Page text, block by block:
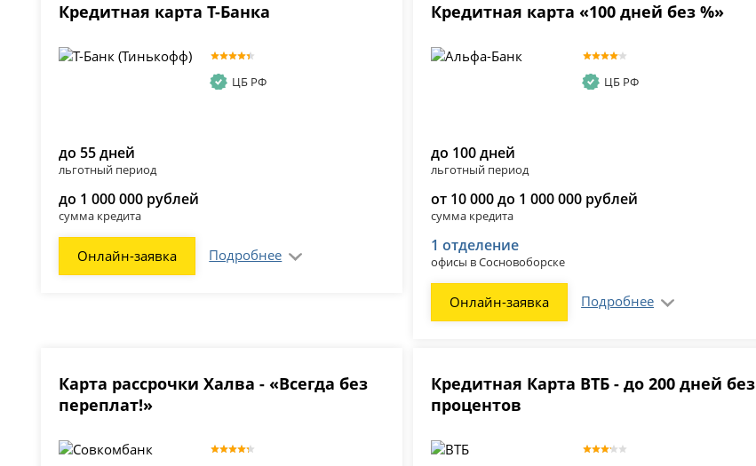
Кредитная карта Т-Банка
ЦБ РФ
до 55 дней
льготный период
до 1 000 000 рублей
сумма кредита
Онлайн-заявка Подробнее
Кредитная карта «100 дней без %»
ЦБ РФ
до 100 дней
льготный период
от 10 000 до 1 000 000 рублей
сумма кредита
1 отделение
офисы в Сосновоборске
Онлайн-заявка Подробнее
Карта рассрочки Халва - «Всегда без
переплат!»
Кредитная Карта ВТБ - до 200 дней без
процентов